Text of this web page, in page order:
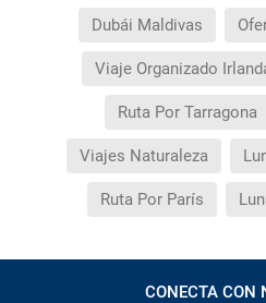
Dubái Maldivas
Viaje Organizado
Ruta Por Tarragona
Viajes Naturaleza
Ruta Por París
CONECTA CON